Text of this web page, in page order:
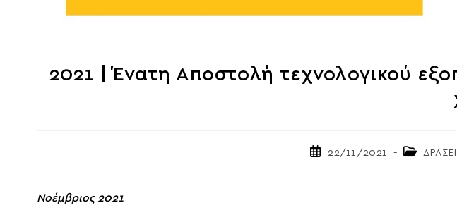
2021 | Ένατη Αποστολή τεχνολογικού
Post22/11/2021
Post
Νοέμβριος 2021